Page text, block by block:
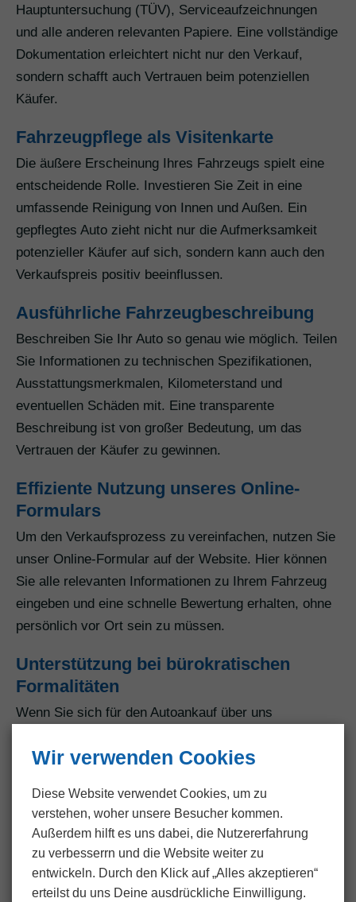
Hauptuntersuchung (TÜV), Serviceaufzeichnungen
und alle anderen relevanten Papiere. Eine vollständige
Dokumentation erleichtert nicht nur den Verkauf,
sondern schafft auch Vertrauen beim potenziellen
Käufer.
Fahrzeugpflege als Visitenkarte
Die äußere Erscheinung Ihres Fahrzeugs spielt eine
entscheidende Rolle. Investieren Sie Zeit in eine
umfassende Reinigung von Innen und Außen. Ein
gepflegtes Auto zieht nicht nur die Aufmerksamkeit
potenzieller Käufer auf sich, sondern kann auch den
Verkaufspreis positiv beeinflussen.
Ausführliche Fahrzeugbeschreibung
Beschreiben Sie Ihr Auto so genau wie möglich. Teilen
Sie Informationen zu technischen Spezifikationen,
Ausstattungsmerkmalen, Kilometerstand und
eventuellen Schäden mit. Eine transparente
Beschreibung ist von großer Bedeutung, um das
Vertrauen der Käufer zu gewinnen.
Effiziente Nutzung unseres Online-
Formulars
Um den Verkaufsprozess zu vereinfachen, nutzen Sie
unser Online-Formular auf der Website. Hier können
Sie alle relevanten Informationen zu Ihrem Fahrzeug
eingeben und eine schnelle Bewertung erhalten, ohne
persönlich vor Ort sein zu müssen.
Unterstützung bei bürokratischen
Formalitäten
Wenn Sie sich für den Autoankauf über uns
Formalitäten, einschließlich der Abmeldung. Das spart
Aspekte kümmern.
Flexible Abholung nach Ihren
Bedürfnissen
Wir bieten flexible Abholungstermine an, die sich nach
Wir verwenden Cookies
Diese Website verwendet Cookies, um zu
verstehen, woher unsere Besucher kommen.
Außerdem hilft es uns dabei, die Nutzer­erfahrung
zu verbesserrn und die Website weiter zu
entwickeln. Durch den Klick auf „Alles akzeptieren“
erteilst du uns Deine ausdrückliche Einwilligung.